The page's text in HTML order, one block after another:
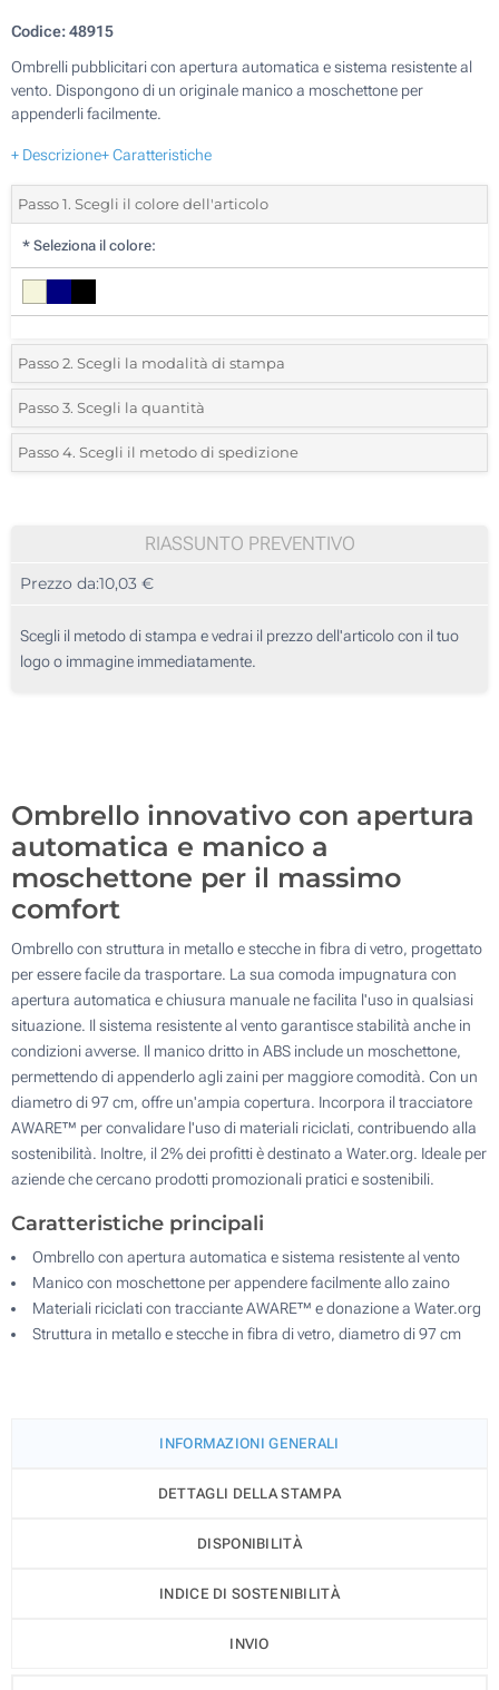
Codice:48915
Ombrelli pubblicitari con apertura automatica e sistema resistente al
vento. Dispongono di un originale manico a moschettone per
appenderli facilmente.
+ Descrizione+ Caratteristiche
Passo 1. Scegli il colore dell'articolo
* Seleziona il colore:
Passo 2. Scegli la modalità di stampa
*Seleziona la posizione di stampa e il colore del vostro logo:
1 Colore (Parte superiore)
3 Colori (Parte superiore)
Transfer digitale full color (Parte superiore)
Passo 3. Scegli la quantità
*Quantità desiderata:
10
25
50
Passo 4. Scegli il metodo di spedizione
RIASSUNTO PREVENTIVO
Prezzo da:10,03 €
Scegli il metodo di stampa e vedrai il prezzo dell'articolo con il tuo
logo o immagine immediatamente.
Ombrello innovativo con apertura
automatica e manico a
moschettone per il massimo
comfort
Ombrello con struttura in metallo e stecche in fibra di vetro, progettato
per essere facile da trasportare. La sua comoda impugnatura con
apertura automatica e chiusura manuale ne facilita l'uso in qualsiasi
situazione. Il sistema resistente al vento garantisce stabilità anche in
condizioni avverse. Il manico dritto in ABS include un moschettone,
permettendo di appenderlo agli zaini per maggiore comodità. Con un
diametro di 97 cm, offre un'ampia copertura. Incorpora il tracciatore
AWARE™ per convalidare l'uso di materiali riciclati, contribuendo alla
sostenibilità. Inoltre, il 2% dei profitti è destinato a Water.org. Ideale per
aziende che cercano prodotti promozionali pratici e sostenibili.
Caratteristiche principali
Ombrello con apertura automatica e sistema resistente al vento
Manico con moschettone per appendere facilmente allo zaino
Materiali riciclati con tracciante AWARE™ e donazione a Water.org
Struttura in metallo e stecche in fibra di vetro, diametro di 97 cm
INFORMAZIONI GENERALI
DETTAGLI DELLA STAMPA
DISPONIBILITÀ
INDICE DI SOSTENIBILITÀ
INVIO